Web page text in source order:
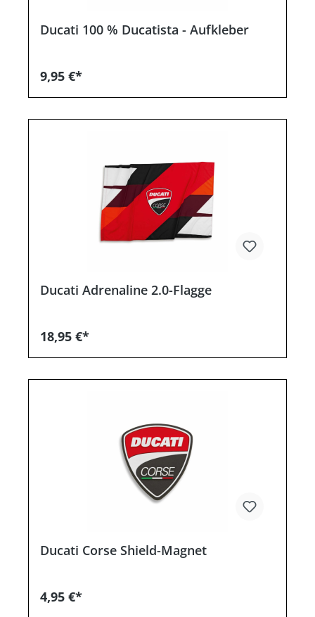
Ducati 100 % Ducatista - Aufkleber
9,95 €*
Ducati Adrenaline 2.0-Flagge
18,95 €*
Ducati Corse Shield-Magnet
4,95 €*